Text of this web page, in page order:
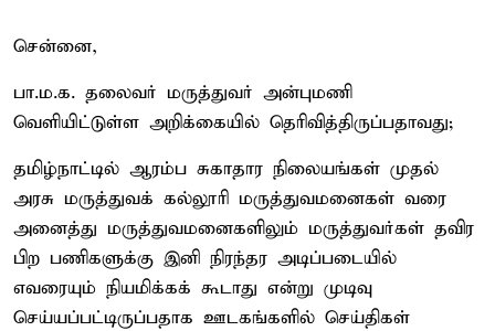
சென்னை,
பா.ம.க. தலைவர் மருத்துவர் அன்புமணி
வெளியிட்டுள்ள அறிக்கையில் தெரிவித்திருப்பதாவது;
தமிழ்நாட்டில் ஆரம்ப சுகாதார நிலையங்கள் முதல்
அரசு மருத்துவக் கல்லூரி மருத்துவமனைகள் வரை
அனைத்து மருத்துவமனைகளிலும் மருத்துவர்கள் தவிர
பிற பணிகளுக்கு இனி நிரந்தர அடிப்படையில்
எவரையும் நியமிக்கக் கூடாது என்று முடிவு
செய்யப்பட்டிருப்பதாக ஊடகங்களில் செய்திகள்